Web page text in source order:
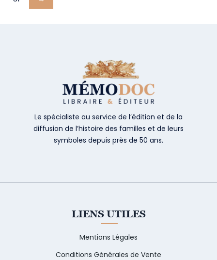
Le spécialiste au service de l’édition et de la
diffusion de l’histoire des familles et de leurs
symboles depuis près de 50 ans.
LIENS UTILES
Mentions Légales
Conditions Générales de Vente